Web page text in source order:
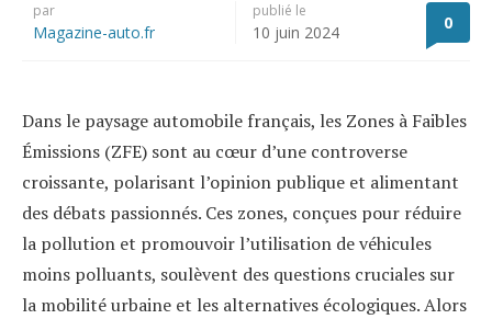
par
Magazine-auto.fr
publié le
10 juin 2024 0
Dans le paysage automobile français, les Zones à Faibles
Émissions (ZFE) sont au cœur d’une controverse
croissante, polarisant l’opinion publique et alimentant
des débats passionnés. Ces zones, conçues pour réduire
la pollution et promouvoir l’utilisation de véhicules
moins polluants, soulèvent des questions cruciales sur
la mobilité urbaine et les alternatives écologiques. Alors